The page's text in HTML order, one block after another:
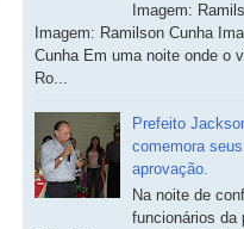
Imagem:
Imagem: Ramilson Cunha
Cunha Em uma noite onde o
Ro...
Prefeito
comemora
aprovação.
Na noite de
funcionários da